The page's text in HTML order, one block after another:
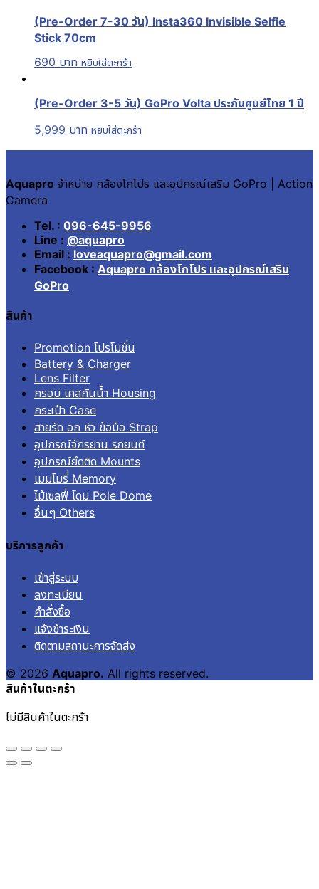
(Pre-Order 7-30 วัน) Insta360 Invisible Selfie
Stick 70cm
690 บาท หยิบใส่ตะกร้า
(Pre-Order 3-5 วัน) GoPro Volta ประกันศูนย์ไทย 1 ปี
5,999 บาท หยิบใส่ตะกร้า
Aquapro จำหน่าย กล้องโกโปร และอุปกรณ์เสริม GoPro | Action
Camera
Tel. : 096-645-9956
Line : @aquapro
Email : loveaquapro@gmail.com
Facebook : Aquapro กล้องโกโปร และอุปกรณ์เสริม
GoPro
สินค้า
Promotion โปรโมชั่น
Battery & Charger
Lens Filter
กรอบ เคสกันน้ำ Housing
กระเป๋า Case
สายรัด อก หัว ข้อมือ Strap
อุปกรณ์จักรยาน รถยนต์
อุปกรณ์ยึดติด Mounts
เมมโมรี่ Memory
ไม้เซลฟี่ โดม Pole Dome
อื่นๆ Others
บริการลูกค้า
เข้าสู่ระบบ
ลงทะเบียน
คำสั่งซื้อ
แจ้งชำระเงิน
ติดตามสถานะการจัดส่ง
© 2026 Aquapro. All rights reserved.
สินค้าในตะกร้า
ไม่มีสินค้าในตะกร้า